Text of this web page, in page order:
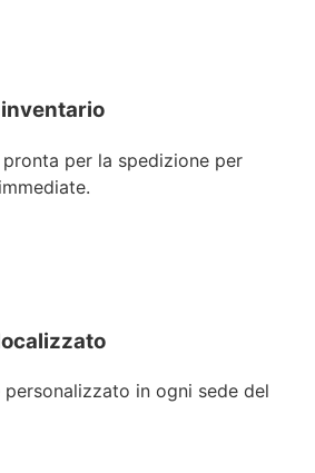
per la spedizione per
in ogni sede del